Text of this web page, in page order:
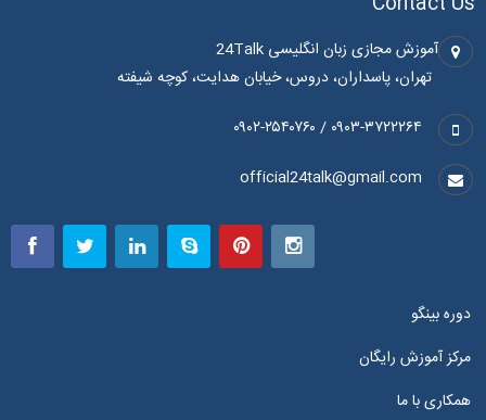
آموزش مجازی زبان انگلیسی 24Talk
تهران، پاسداران، دروس، خیابان هدایت، کوچه شیفته
۰۹۰۳-۳۷۲۲۲۶۴ / ۰۹۰۲-۲۵۴۰۷۶۰
official24talk@gmail.com
دوره بینگو
مرکز آموزش رایگان
همکاری با ما